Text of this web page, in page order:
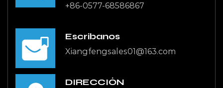
+86-0577-68586867
Escríbanos
Xiangfengsales01@163.com
DIRECCIÓN